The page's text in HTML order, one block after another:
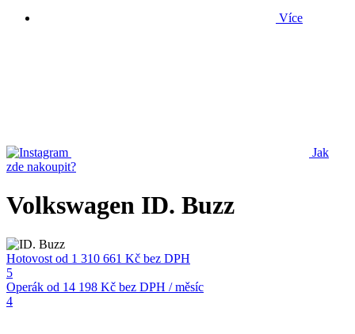
Více
Jak
zde nakoupit?
Volkswagen ID. Buzz
Hotovost od 1 310 661 Kč bez DPH
5
Operák od 14 198 Kč bez DPH / měsíc
4